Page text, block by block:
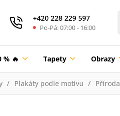
+420 228 229 597
Po-Pá: 07:00 - 16:00
🔥 Tapety Obrazy
Plakáty podle motivu Příroda